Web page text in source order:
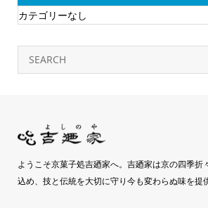
カテゴリーなし
ようこそ京菓子処吉廼家へ。吉廼家は京の四季折
込め、技と伝統を大切に守り今も変わらぬ味を提